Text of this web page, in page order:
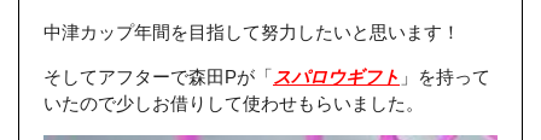
中津カップ年間を目指して努力したいと思います！
そしてアフターで森田Pが「スパロウギフト 」を持って
いたので少しお借りして使わせもらいました。